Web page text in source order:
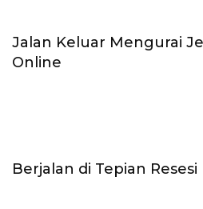
Jalan Keluar Mengurai
Online
Berjalan di Tepian Resesi